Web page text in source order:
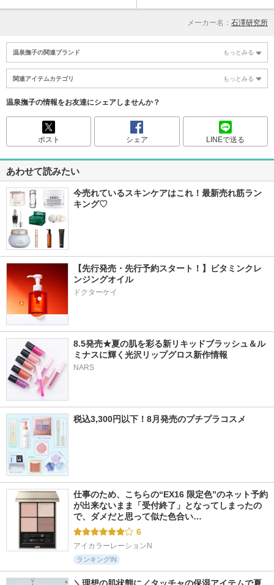
メーカー名： 石澤研究所
温泉撫子の関連ブランド もっとみる
関連アイテムカテゴリ もっとみる
温泉撫子の情報をお友達にシェアしませんか？
ポスト シェア LINEで送る
あわせて読みたい
今売れているスキンケアはこれ！最新売れ筋ラン
キング♡
【先行発売・先行予約スタート！】ビタミンクレ
ンジングオイル
ドクターケイ
8.5発売★夏の肌を彩る新リキッドブラッシュ＆ル
ミナスに輝く光沢リップグロス新作情報
NARS
税込3,300円以下！8月発売のプチプラコスメ
仕事のため、こちらの“EX16 限定色”のネット予約
が出来ないまま「受付終了」となってしまったの
で、ダメだと思って似た色合い…
6
アイカラーレーションN
ランキングIN